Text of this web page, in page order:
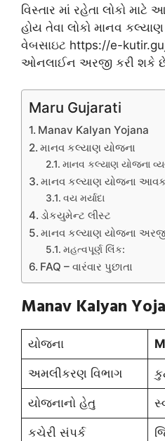
વિસ્તાર માં રહેતા લોકો માટે
હોય તેવા લોકો માનવ
વેબસાઇટ https://e-
ઓનલાઈન અરજી કરી શકે
Maru Gujarati
Manav Kalyan Yojana
માનવ કલ્યાણ યોજના
માનવ કલ્યાણ યોજના
માનવ કલ્યાણ યોજના આવક
વય મર્યાદા
ડોકયુમેન્ટ લીસ્ટ
માનવ કલ્યાણ યોજના અરજી
મહત્વપૂર્ણ લિંક:
FAQ – વારંવાર પુછાતા
Manav Kalyan
યોજના
અમલીકરણ વિભાગ
યોજનાનો હેતુ
કચેરી સંપર્ક